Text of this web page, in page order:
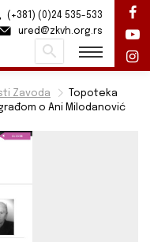
Zavoda
Topoteka
o Ani Milodanović
(+381) (0)24 535-533
ured@zkvh.org.rs
Pretraži